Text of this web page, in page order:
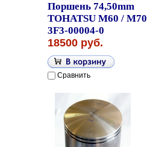
Поршень 74,50mm
TOHATSU M60 / M70
3F3-00004-0
18500 руб.
Сравнить